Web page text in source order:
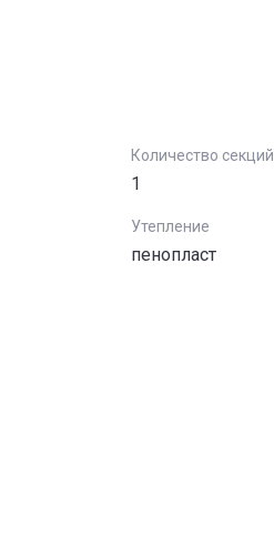
Количество секций
1
Утепление
пенопласт